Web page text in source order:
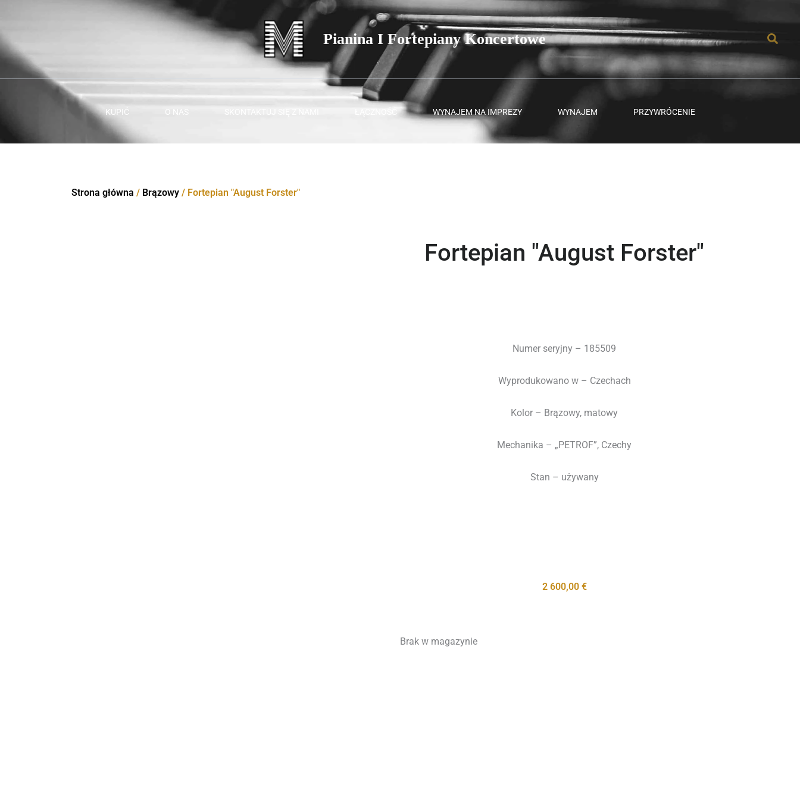
treści
Pianina I Fortepiany Koncertowe
KUPIĆ WYNAJEM NA IMPREZY WYNAJEM PRZYWRÓCENIE
Strona główna / Brązowy / Fortepian "August Forster"
Fortepian "August Forster"
Numer seryjny – 185509
Wyprodukowano w – Czechach
Kolor – Brązowy, matowy
Mechanika – „PETROF”, Czechy
Stan – używany
2 600,00 €
Brak w magazynie